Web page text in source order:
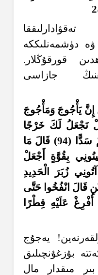
2
ۋە دۈشمەنلىككە
قورقۇڭلار.
جازاسى
إِن يَأْجوج ومَأْجوج
نجعل لك خرجا
سد ا (94) ق ال ما
ينوني بقوَّةٍ أَجعل
آتوني زبر الحديد
ن قال انفخوا حتى
أُفر غ عليْهِ قِطْر
يەجۇج
بۇزغۇنچىلىق
بىر مىقدار مال